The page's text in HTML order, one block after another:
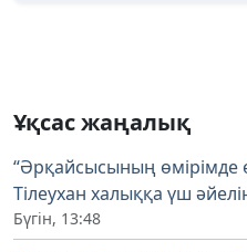
Ұқсас жаңалық
“Әрқайсысының өмірімде
Тілеухан халыққа үш
Бүгін, 13:48